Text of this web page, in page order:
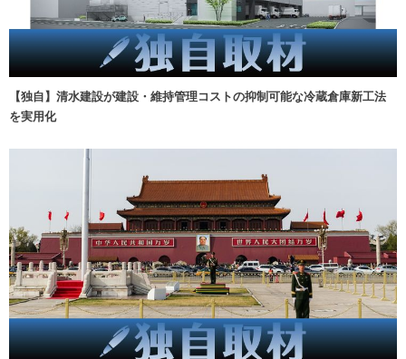
【独自】清水建設が建設・維持管理コストの抑制可能な冷蔵倉庫新工法
を実用化